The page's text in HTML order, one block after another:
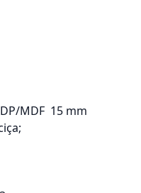
MDF 15 mm